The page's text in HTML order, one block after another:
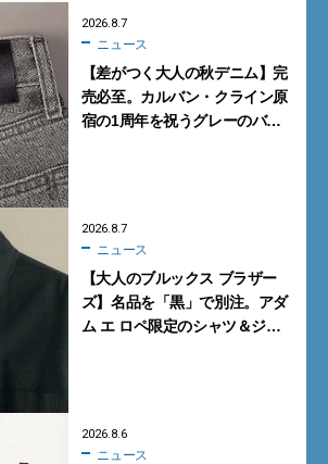
2026.8.7
ニュース
【差がつく大人の秋デニム】完
売必至。カルバン・クライン原
宿の1周年を祝うグレーのバ
2026.8.7
ニュース
【大人のブルックス ブラザー
ズ】名品を「黒」で別注。アダ
ム エ ロペ限定のシャツ＆ジャ
2026.8.6
ニュース